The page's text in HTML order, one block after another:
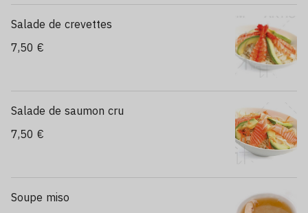
Salade de crevettes
7,50 €
Salade de saumon cru
7,50 €
Soupe miso